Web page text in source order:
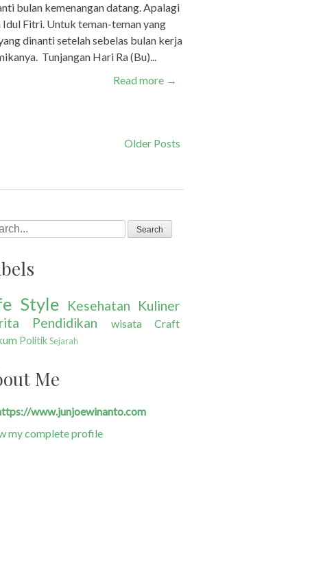
bulan kemenangan datang. Apalagi
Idul Fitri. Untuk teman-teman yang
dinanti setelah sebelas bulan kerja
Tunjangan Hari Ra (Bu)...
Read more →
Older Posts
Style Kesehatan
Kuliner
Pendidikan wisata
Craft
PolitikSejarah
Me
www.junjoewinanto.com
my complete profile